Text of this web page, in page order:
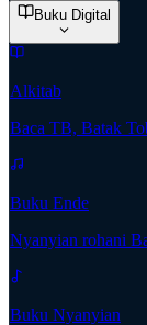
Buku Digital
Alkitab
Baca TB, Batak
Buku Ende
Nyanyian rohani
Buku Nyanyian